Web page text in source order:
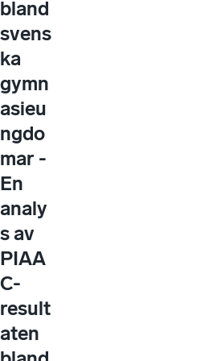
bland
svens
ka
gymn
asieu
ngdo
mar -
En
analy
s av
PIAA
C-
result
aten